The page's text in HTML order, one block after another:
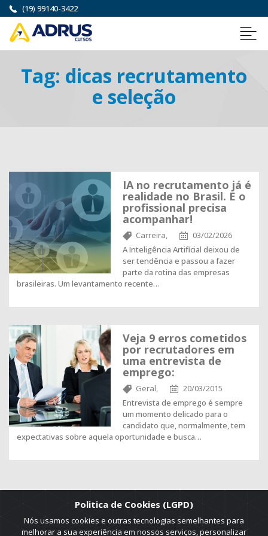
(19) 99140-3422
Tag: dicas recrutamento
e seleção
IA no recrutamento já é
realidade no Brasil. E o
profissional precisa
acompanhar!
Carreira,
03/02/2026
A Inteligência Artificial deixou de
ser tendência e passou a fazer
parte da rotina das empresas
brasileiras. Um levantamento recente…
Veja 9 erros cometidos
por recrutadores em
uma entrevista de
emprego:
Geral,
20/03/2015
Entrevista de emprego é sempre
um momento delicado para o
candidato que, normalmente, tem
expectativas sobre aquela oportunidade e busca…
Politica de Cookies (LGPD)
Nós usamos cookies e outras tecnologias semelhantes para
melhorar a sua experiência em nossos serviços, personalizar